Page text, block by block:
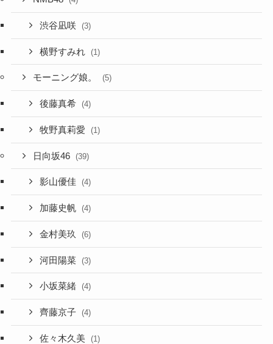
渋谷凪咲 (3)
横野すみれ (1)
モーニング娘。 (5)
後藤真希 (4)
牧野真莉愛 (1)
日向坂46 (39)
影山優佳 (4)
加藤史帆 (4)
金村美玖 (6)
河田陽菜 (3)
小坂菜緒 (4)
齊藤京子 (4)
佐々木久美 (1)